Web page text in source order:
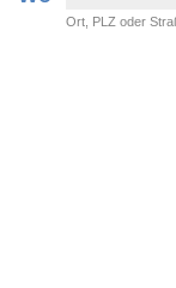
Ort, PLZ oder